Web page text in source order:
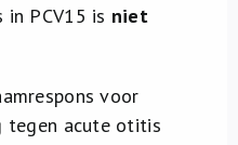
PCV15 is niet
voor
tegen acute otitis